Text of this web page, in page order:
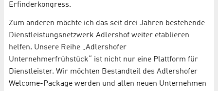
Erfinderkongress.
Zum anderen möchte ich das seit drei Jahren bestehende
Dienstleistungsnetzwerk Adlershof weiter etablieren
helfen. Unsere Reihe „Adlershofer
Unternehmerfrühstück“ ist nicht nur eine Plattform für
Dienstleister. Wir möchten Bestandteil des Adlershofer
Welcome-Package werden und allen neuen Unternehmen